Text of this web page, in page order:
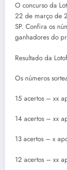
O concurso da
22 de março de
SP. Confira os
ganhadores do
Resultado da
Os números
15 acertos – xx
14 acertos – xx
13 acertos – x
12 acertos – xx